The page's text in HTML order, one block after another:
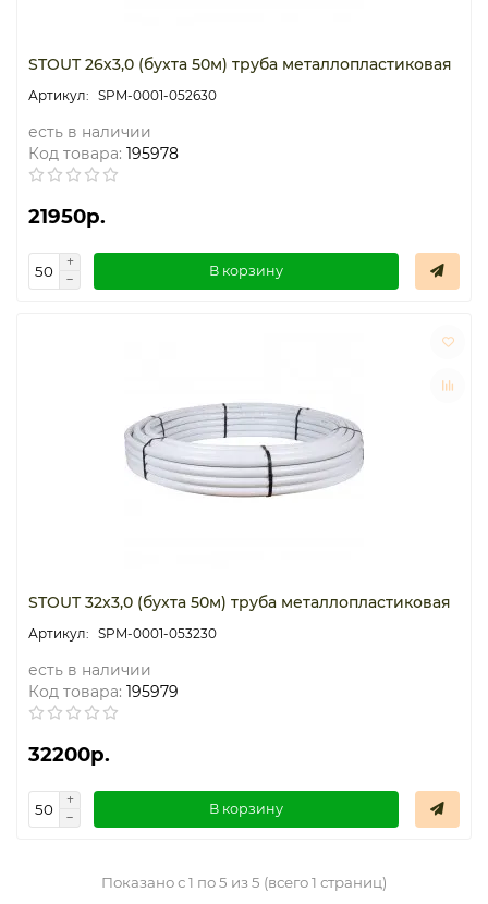
STOUT 26х3,0 (бухта 50м) труба металлопластиковая
SPM-0001-052630
есть в наличии
Код товара: 195978
21950р.
В корзину
STOUT 32х3,0 (бухта 50м) труба металлопластиковая
SPM-0001-053230
есть в наличии
Код товара: 195979
32200р.
В корзину
Показано с 1 по 5 из 5 (всего 1 страниц)